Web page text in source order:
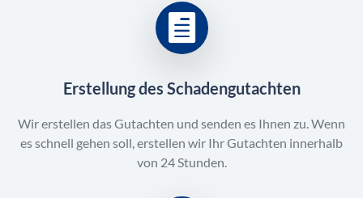
Erstellung des Schadengutachten
Wir erstellen das Gutachten und senden es Ihnen zu. Wenn
es schnell gehen soll, erstellen wir Ihr Gutachten innerhalb
von 24 Stunden.